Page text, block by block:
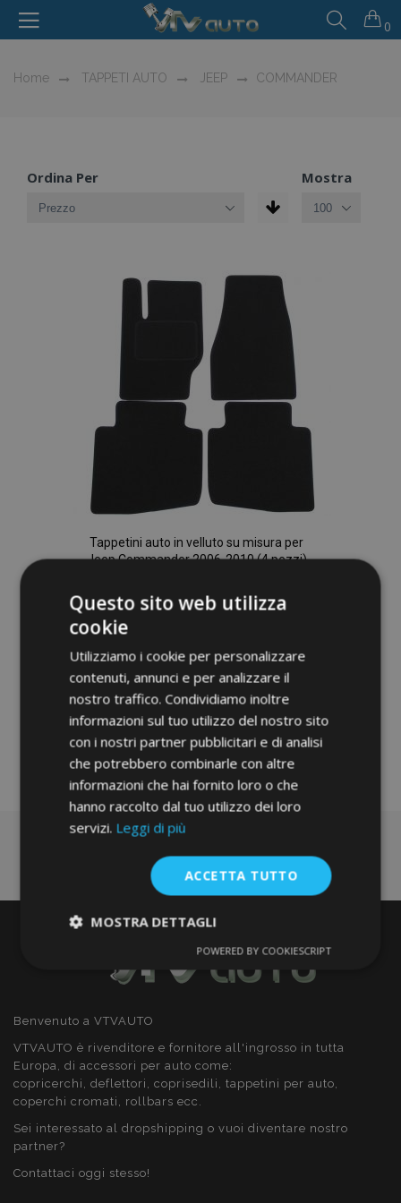
0
Home TAPPETI AUTO JEEP COMMANDER
Ordina Per Mostra
Tappetini auto in velluto su misura per
Jeep Commander 2006-2010 (4 pezzi)
Aggiungi
alla
lista
desideri
Benvenuto a VTVAUTO
VTVAUTO è rivenditore e fornitore all'ingrosso in tutta
Europa, di accessori per auto come:
copricerchi, deflettori, coprisedili, tappetini per auto,
coperchi cromati, rollbars ecc.
Sei interessato al dropshipping o vuoi diventare nostro
partner?
Contattaci oggi stesso!
Questo sito web utilizza
cookie
Utilizziamo i cookie per personalizzare
contenuti, annunci e per analizzare il
nostro traffico. Condividiamo inoltre
informazioni sul tuo utilizzo del nostro sito
con i nostri partner pubblicitari e di analisi
che potrebbero combinarle con altre
informazioni che hai fornito loro o che
hanno raccolto dal tuo utilizzo dei loro
servizi. Leggi di più
ACCETTA TUTTO
MOSTRA DETTAGLI
necessari
Performance
Targeting Funzionalità
Strettamente necessari
POWERED BY COOKIESCRIPT